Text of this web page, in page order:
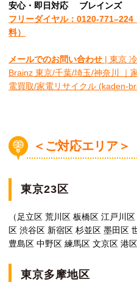
安心・即日対応
ブレインズ
フリーダイヤル：0120-771–224
料）
メールでのお問い合わせ | 東京
Brainz 東京/千葉/埼玉/神奈川 ｜
電買取/家電リサイクル (kaden-
＜ご対応エリア＞
東京23区
（足立区 荒川区 板橋区 江戸川
区 渋谷区 新宿区 杉並区 墨田区
豊島区 中野区 練馬区 文京区 港区
東京多摩地区